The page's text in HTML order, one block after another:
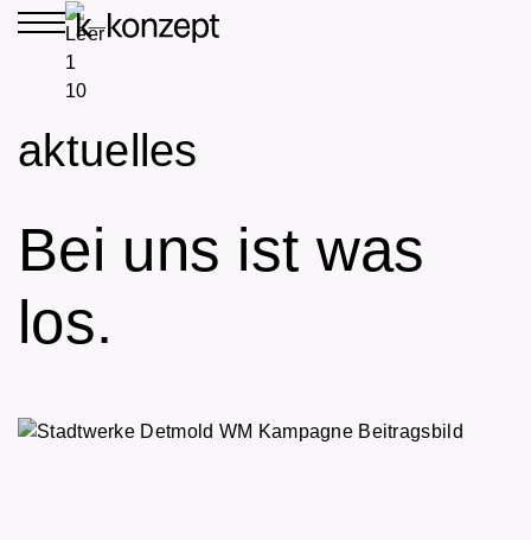
aktuelles
Bei uns ist was
los.